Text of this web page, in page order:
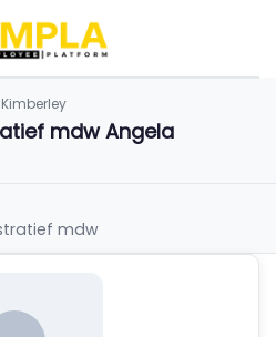
mdw Angela
mdw